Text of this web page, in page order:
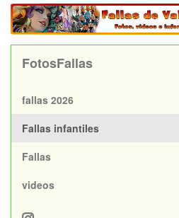
FotosFallas
fallas 2026
Fallas infantiles
Fallas
videos